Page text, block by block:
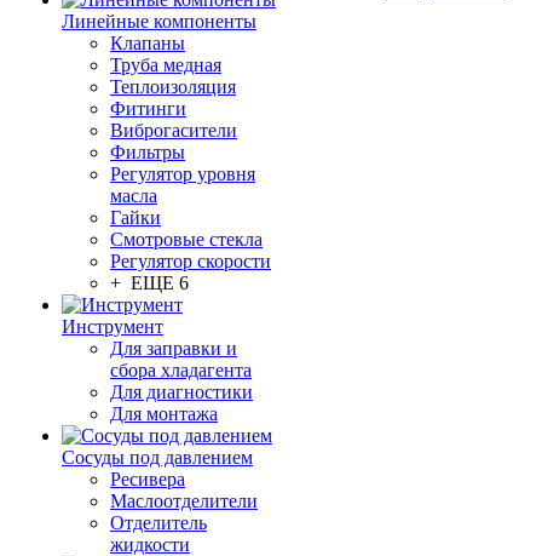
Линейные компоненты
Клапаны
Труба медная
Теплоизоляция
Фитинги
Виброгасители
Фильтры
Регулятор уровня
масла
Гайки
Смотровые стекла
Регулятор скорости
+ ЕЩЕ 6
Инструмент
Для заправки и
сбора хладагента
Для диагностики
Для монтажа
Сосуды под давлением
Ресивера
Маслоотделители
Отделитель
жидкости